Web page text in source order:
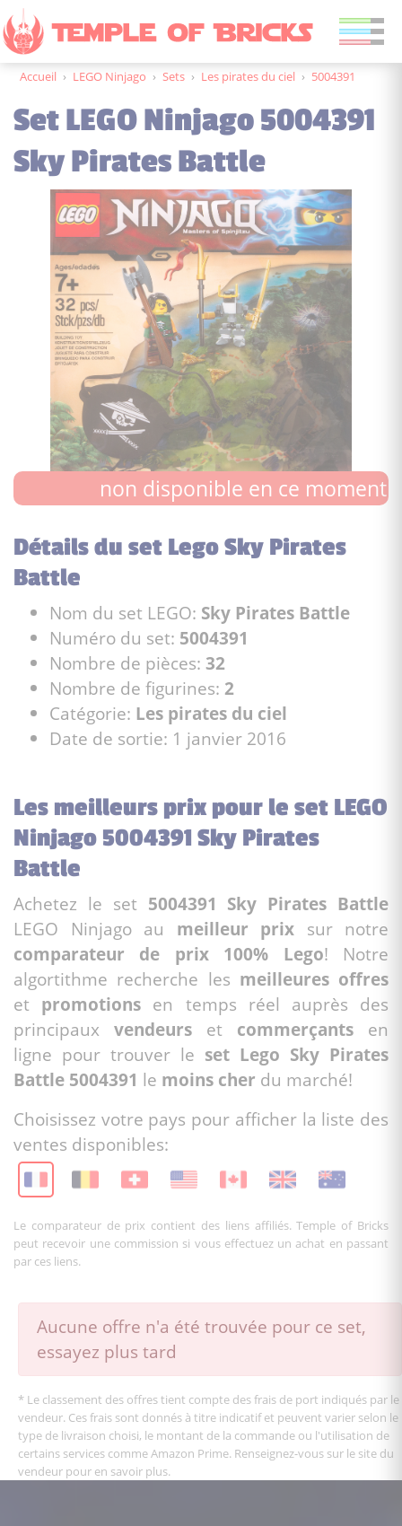
Accueil › LEGO Ninjago › Sets › Les pirates du ciel › 5004391
Set LEGO Ninjago 5004391
Sky Pirates Battle
non disponible en ce moment
Détails du set Lego Sky Pirates
Battle
Nom du set LEGO: Sky Pirates Battle
Numéro du set: 5004391
Nombre de pièces: 32
Nombre de figurines: 2
Catégorie: Les pirates du ciel
Date de sortie: 1 janvier 2016
Les meilleurs prix pour le set LEGO
Ninjago 5004391 Sky Pirates
Battle
Achetez le set 5004391 Sky Pirates Battle
LEGO Ninjago au meilleur prix sur notre
comparateur de prix 100% Lego! Notre
algortithme recherche les meilleures offres
et promotions en temps réel auprès des
principaux vendeurs et commerçants en
ligne pour trouver le set Lego Sky Pirates
Battle 5004391 le moins cher du marché!
Choisissez votre pays pour afficher la liste des
ventes disponibles:
Le comparateur de prix contient des liens affiliés. Temple of Bricks
peut recevoir une commission si vous effectuez un achat en passant
par ces liens.
Aucune offre n'a été trouvée pour ce set,
essayez plus tard
* Le classement des offres tient compte des frais de port indiqués par le
vendeur. Ces frais sont donnés à titre indicatif et peuvent varier selon le
type de livraison choisi, le montant de la commande ou l'utilisation de
certains services comme Amazon Prime. Renseignez-vous sur le site du
vendeur pour en savoir plus.